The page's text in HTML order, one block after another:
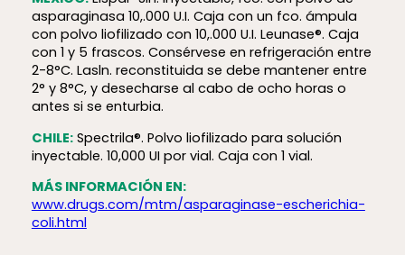
asparaginasa 10,.000 U.I. Caja con un fco. ámpula
con polvo liofilizado con 10,.000 U.I. Leunase®. Caja
con 1 y 5 frascos. Consérvese en refrigeración entre
2-8°C. Lasln. reconstituida se debe mantener entre
2° y 8°C, y desecharse al cabo de ocho horas o
antes si se enturbia.
CHILE:Spectrila®. Polvo liofilizado para solución
inyectable. 10,000 UI por vial. Caja con 1 vial.
MÁS INFORMACIÓN EN:
www.drugs.com/mtm/asparaginase-escherichia-
coli.html